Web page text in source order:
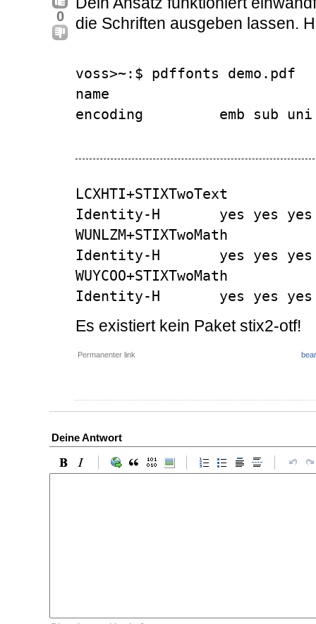
0
die Schriften ausgeben lassen.
voss>~:$ pdffonts demo.pdf
name
encoding         emb sub
LCXHTI+STIXTwoText
Identity-H       yes yes
WUNLZM+STIXTwoMath
Identity-H       yes yes
WUYCOO+STIXTwoMath
Es existiert kein Paket stix2-otf!
Permanenter link
Deine Antwort